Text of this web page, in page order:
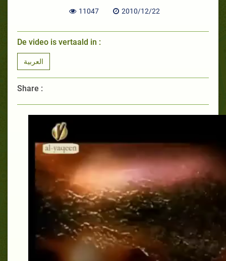
11047 2010/12/22
De video is vertaald in :
العربية
Share :